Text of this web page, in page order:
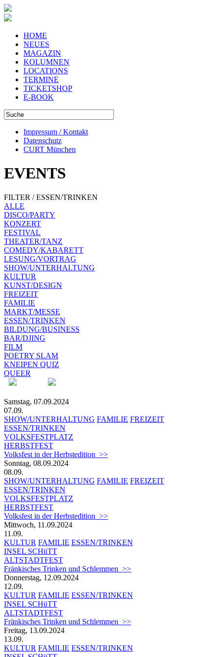
HOME
NEUES
MAGAZIN
KOLUMNEN
LOCATIONS
TERMINE
TICKETSHOP
E-BOOK
Impressum / Kontakt
Datenschutz
CURT München
EVENTS
FILTER / ESSEN/TRINKEN
ALLE
DISCO/PARTY
KONZERT
FESTIVAL
THEATER/TANZ
COMEDY/KABARETT
LESUNG/VORTRAG
SHOW/UNTERHALTUNG
KULTUR
KUNST/DESIGN
FREIZEIT
FAMILIE
MARKT/MESSE
ESSEN/TRINKEN
BILDUNG/BUSINESS
BAR/DJING
FILM
POETRY SLAM
KNEIPEN QUIZ
QUEER
Samstag, 07.09.2024
07.09.
SHOW/UNTERHALTUNG FAMILIE FREIZEIT
ESSEN/TRINKEN
VOLKSFESTPLATZ
HERBSTFEST
Volksfest in der Herbstedition >>
Sonntag, 08.09.2024
08.09.
SHOW/UNTERHALTUNG FAMILIE FREIZEIT
ESSEN/TRINKEN
VOLKSFESTPLATZ
HERBSTFEST
Volksfest in der Herbstedition >>
Mittwoch, 11.09.2024
11.09.
KULTUR FAMILIE ESSEN/TRINKEN
INSEL SCHüTT
ALTSTADTFEST
Fränkisches Trinken und Schlemmen >>
Donnerstag, 12.09.2024
12.09.
KULTUR FAMILIE ESSEN/TRINKEN
INSEL SCHüTT
ALTSTADTFEST
Fränkisches Trinken und Schlemmen >>
Freitag, 13.09.2024
13.09.
KULTUR FAMILIE ESSEN/TRINKEN